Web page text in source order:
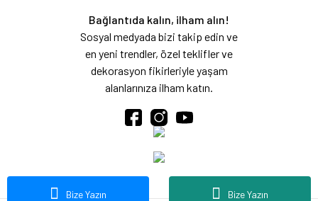
Bize Yazın
Bize Yazın
Bağlantıda kalın, ilham alın!
Sosyal medyada bizi takip edin ve
en yeni trendler, özel teklifler ve
dekorasyon fikirleriyle yaşam
alanlarınıza ilham katın.